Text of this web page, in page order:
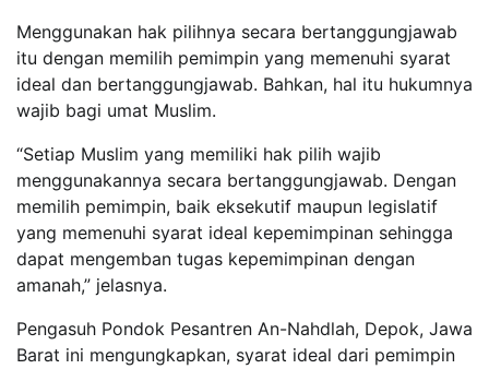
Menggunakan hak pilihnya secara bertanggungjawab
itu dengan memilih pemimpin yang memenuhi syarat
ideal dan bertanggungjawab. Bahkan, hal itu hukumnya
wajib bagi umat Muslim.
“Setiap Muslim yang memiliki hak pilih wajib
menggunakannya secara bertanggungjawab. Dengan
memilih pemimpin, baik eksekutif maupun legislatif
yang memenuhi syarat ideal kepemimpinan sehingga
dapat mengemban tugas kepemimpinan dengan
amanah,” jelasnya.
Pengasuh Pondok Pesantren An-Nahdlah, Depok, Jawa
Barat ini mengungkapkan, syarat ideal dari pemimpin